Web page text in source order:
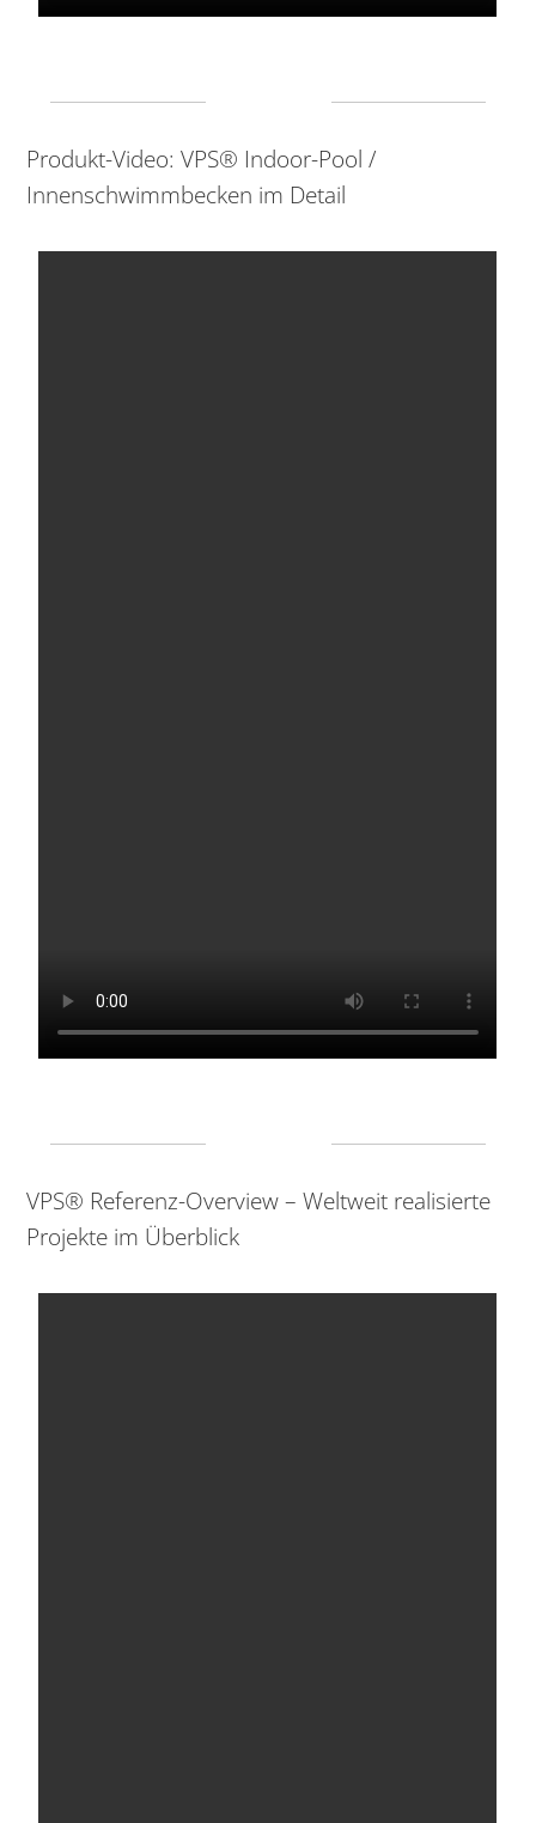
Produkt-Video: VPS® Indoor-Pool /
Innenschwimmbecken im Detail
VPS® Referenz-Overview – Weltweit realisierte
Projekte im Überblick